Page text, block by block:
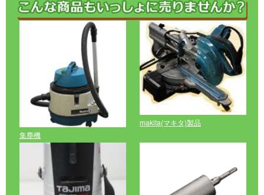
集塵機
makita(マキタ)製品